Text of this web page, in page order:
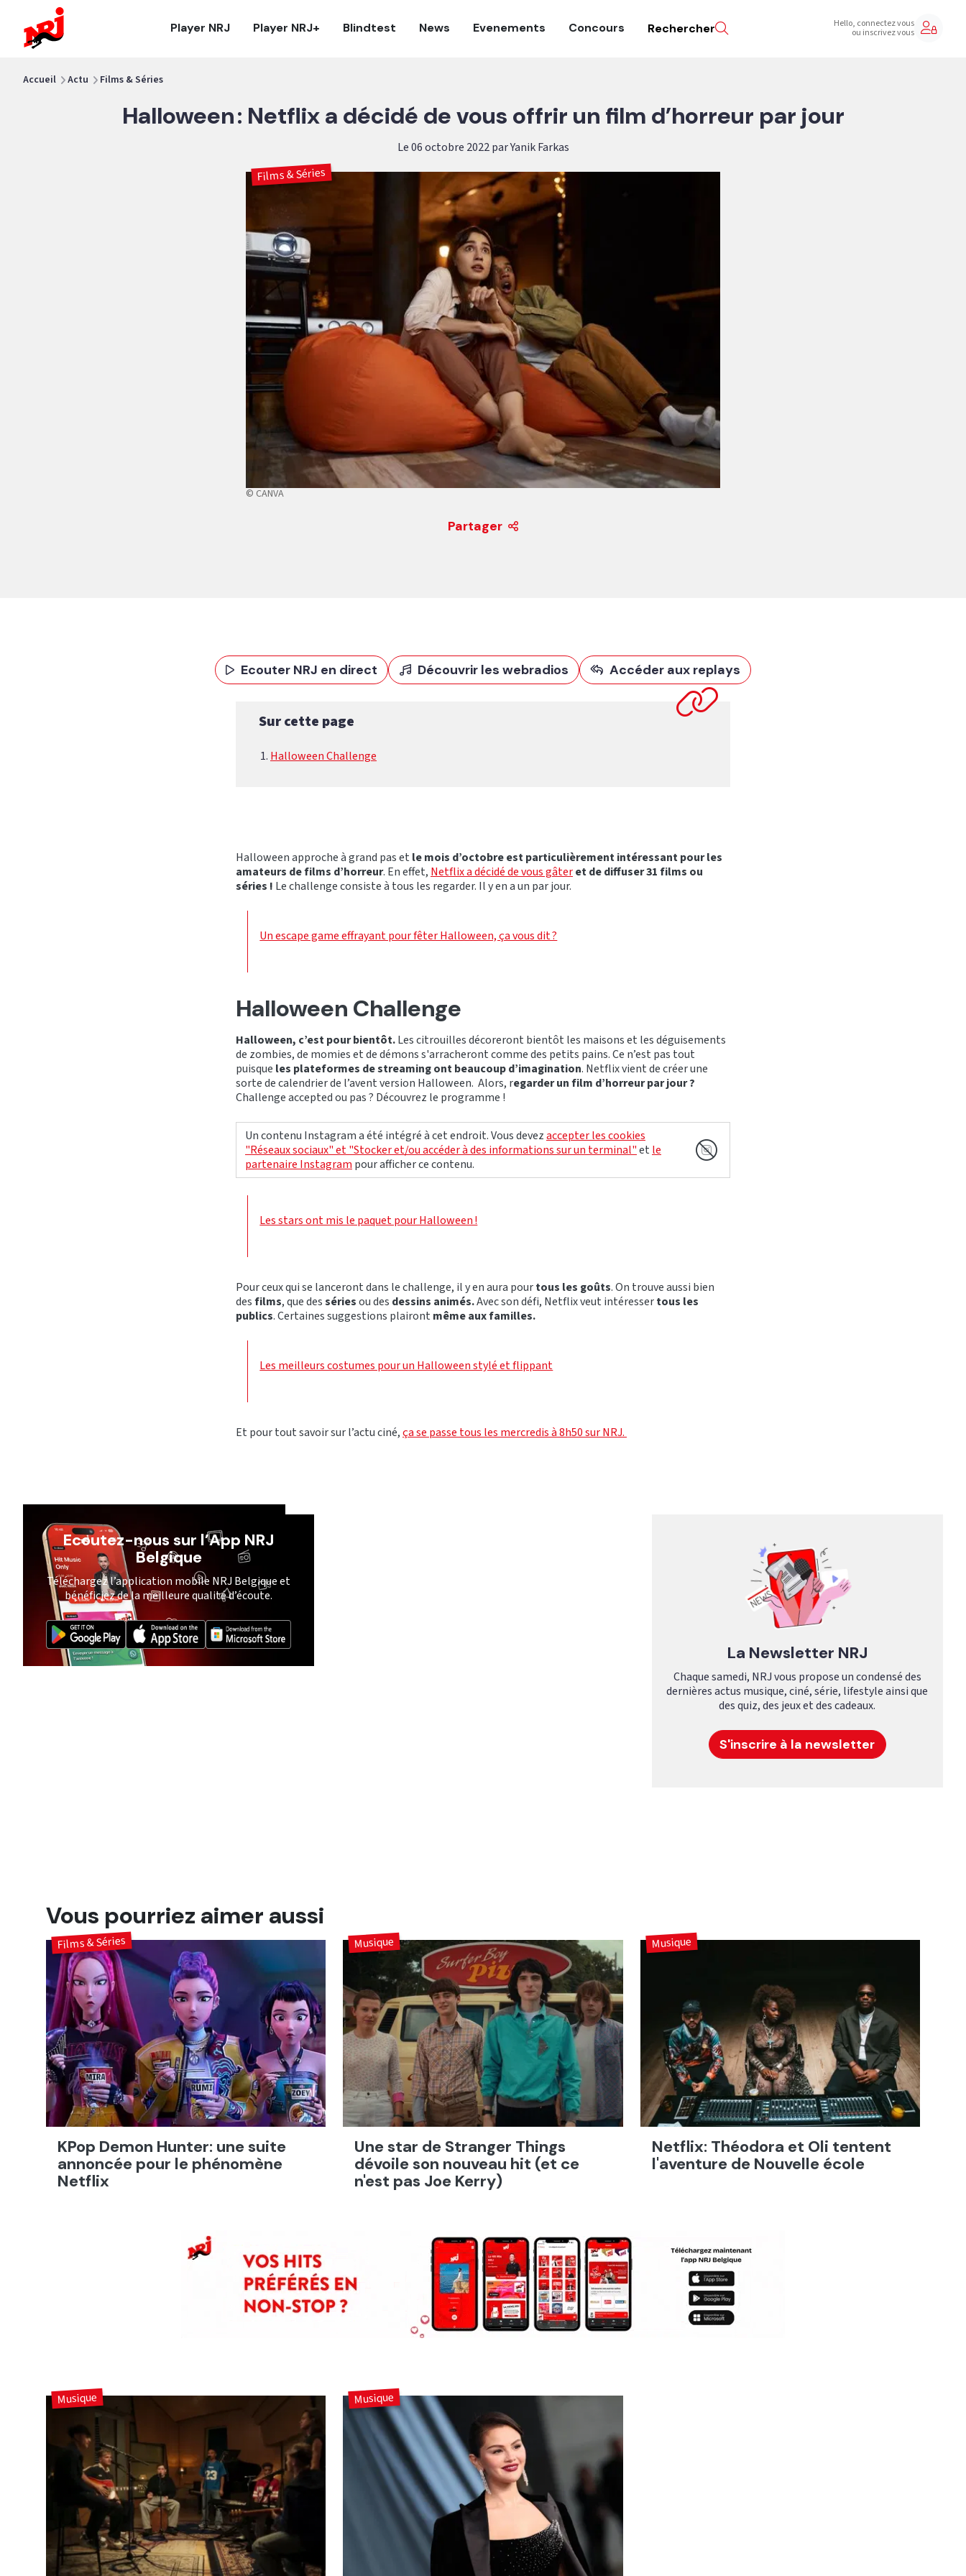
Player NRJ Player NRJ+ Blindtest News Evenements Concours Rechercher Hello, connectez vous
ou inscrivez vous
Accueil Actu Films & Séries
Halloween : Netflix a décidé de vous offrir un film d’horreur par jour
Le 06 octobre 2022 par Yanik Farkas
Films & Séries
© CANVA
Partager
Ecouter NRJ en direct Découvrir les webradios Accéder aux replays
Sur cette page
Halloween Challenge
Halloween approche à grand pas et le mois d’octobre est particulièrement intéressant pour les
amateurs de films d’horreur. En effet, Netflix a décidé de vous gâteret de diffuser 31 films ou
séries ! Le challenge consiste à tous les regarder. Il y en a un par jour.
Un escape game effrayant pour fêter Halloween, ça vous dit ?
Halloween Challenge
Halloween, c’est pour bientôt.Les citrouilles décoreront bientôt les maisons et les déguisements
de zombies, de momies et de démons s'arracheront comme des petits pains. Ce n’est pas tout
puisque les plateformes de streaming ont beaucoup d’imagination. Netflix vient de créer une
sorte de calendrier de l’avent version Halloween. Alors, regarder un film d’horreur par jour ?
Challenge accepted ou pas ? Découvrez le programme !
Un contenu Instagram a été intégré à cet endroit. Vous devezaccepter les cookies
"Réseaux sociaux" et "Stocker et/ou accéder à des informations sur un terminal"et le
partenaire Instagram pour afficher ce contenu.
Les stars ont mis le paquet pour Halloween !
Pour ceux qui se lanceront dans le challenge, il y en aura pourtous les goûts. On trouve aussi bien
desfilms, que dessériesou des dessins animés.Avec son défi, Netflix veut intéressertous les
publics. Certaines suggestions plairont même aux familles.
Les meilleurs costumes pour un Halloween stylé et flippant
Et pour tout savoir sur l’actu ciné,ça se passe tous les mercredis à 8h50 sur NRJ.
Ecoutez-nous sur l’App NRJ
Belgique
Téléchargez l’application mobile NRJ Belgique et
bénéficiez de la meilleure qualité d’écoute.
La Newsletter NRJ
Chaque samedi, NRJ vous propose un condensé des
dernières actus musique, ciné, série, lifestyle ainsi que
des quiz, des jeux et des cadeaux.
S'inscrire à la newsletter
Vous pourriez aimer aussi
KPop Demon Hunter: une suite
annoncée pour le phénomène
Netflix
Films & Séries
Une star de Stranger Things
dévoile son nouveau hit (et ce
n'est pas Joe Kerry)
Musique
Netflix: Théodora et Oli tentent
l'aventure de Nouvelle école
Musique
Musique Musique